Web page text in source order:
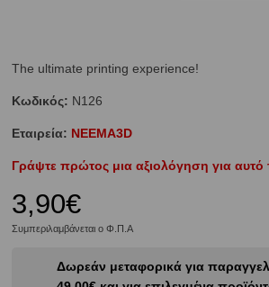
The ultimate printing experience!
Κωδικός: N126
Εταιρεία: NEEMA3D
Γράψτε πρώτος μια αξιολόγηση για αυτό
3,90€
Συμπεριλαμβάνεται ο Φ.Π.Α
Δωρεάν μεταφορικά για